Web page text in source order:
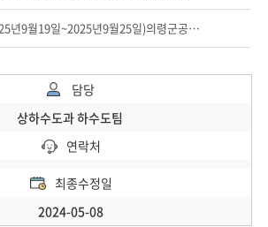
(2025년9월19일~2025년9월25일)의령군공공하수처리방류수수질현황공개
담당
상하수도과 하수도팀
연락처
최종수정일
2024-05-08